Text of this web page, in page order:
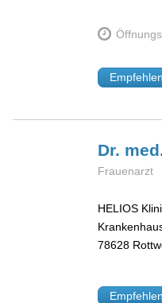
Empfehlen
Dr.
Frauenarzt
HELIOS
78628
Empfehlen